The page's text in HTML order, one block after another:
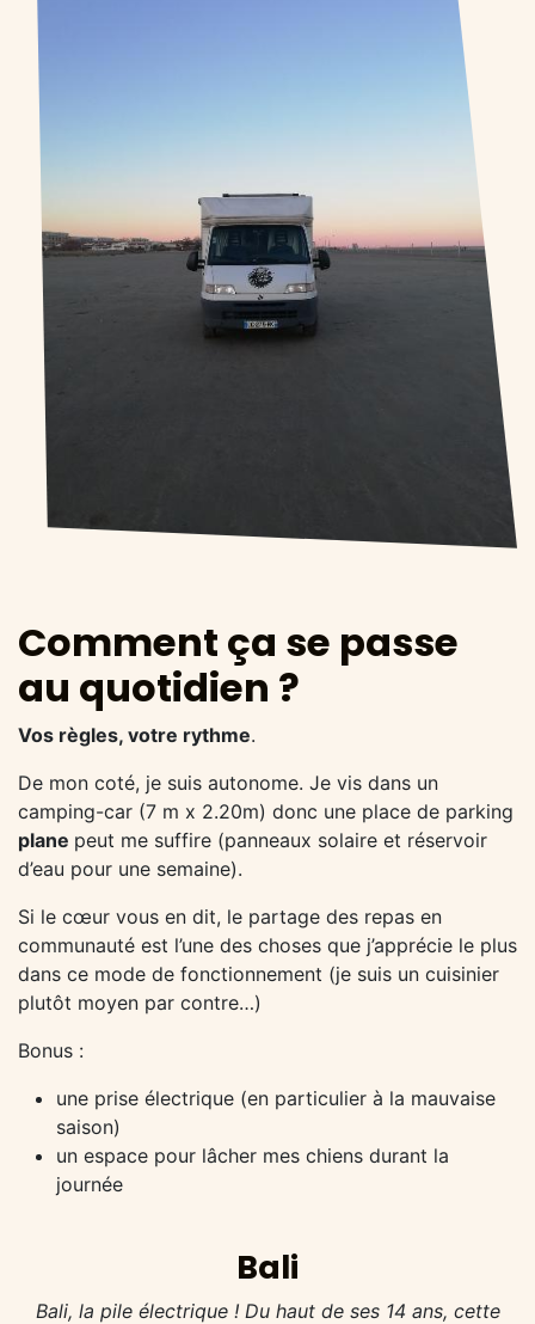
Comment ça se passe
au quotidien ?
Vos règles, votre rythme.
De mon coté, je suis autonome. Je vis dans un
camping-car (7 m x 2.20m) donc une place de parking
plane peut me suffire (panneaux solaire et réservoir
d’eau pour une semaine).
Si le cœur vous en dit, le partage des repas en
communauté est l’une des choses que j’apprécie le plus
dans ce mode de fonctionnement (je suis un cuisinier
plutôt moyen par contre…)
Bonus :
une prise électrique (en particulier à la mauvaise
saison)
un espace pour lâcher mes chiens durant la
journée
Bali
Bali, la pile électrique ! Du haut de ses 14 ans, cette